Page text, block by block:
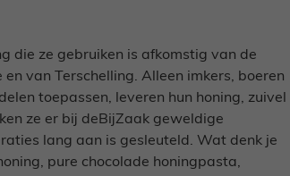
die ze gebruiken is afkomstig van de
van Terschelling. Alleen imkers, boeren
toepassen, leveren hun honing, zuivel
ze er bij deBijZaak geweldige
lang aan is gesleuteld. Wat denk je
pure chocolade honingpasta,